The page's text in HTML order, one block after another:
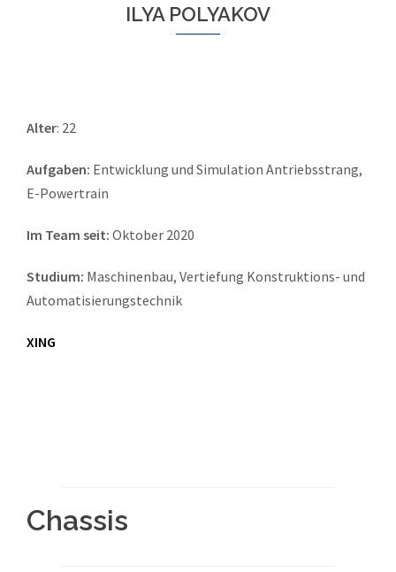
ILYA POLYAKOV
Alter: 22
Aufgaben: Entwicklung und Simulation Antriebsstrang,
E-Powertrain
Im Team seit: Oktober 2020
Studium: Maschinenbau, Vertiefung Konstruktions- und
Automatisierungstechnik
XING
Chassis